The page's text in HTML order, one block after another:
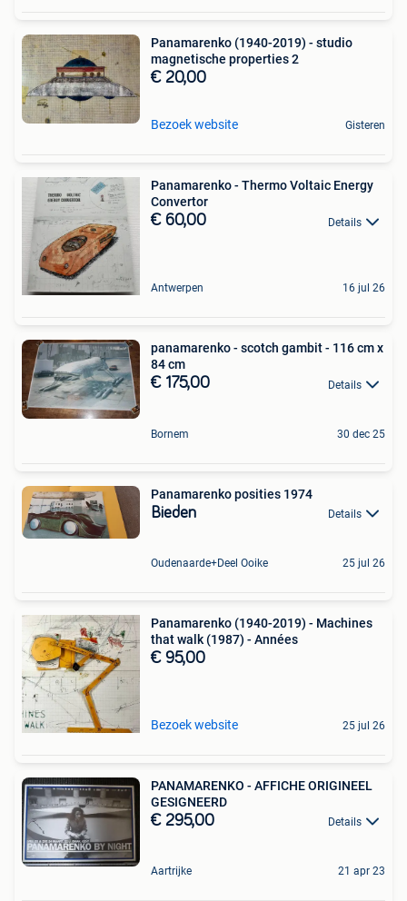
Panamarenko (1940-2019) - studio
magnetische properties 2
€ 20,00
Bezoek website Gisteren
Panamarenko - Thermo Voltaic Energy
Convertor
€ 60,00 Details
Antwerpen 16 jul 26
panamarenko - scotch gambit - 116 cm x
84 cm
€ 175,00 Details
Bornem 30 dec 25
Panamarenko posities 1974
Bieden Details
Oudenaarde+Deel Ooike 25 jul 26
Panamarenko (1940-2019) - Machines
that walk (1987) - Années
€ 95,00
Bezoek website 25 jul 26
PANAMARENKO - AFFICHE ORIGINEEL
GESIGNEERD
€ 295,00 Details
Aartrijke 21 apr 23